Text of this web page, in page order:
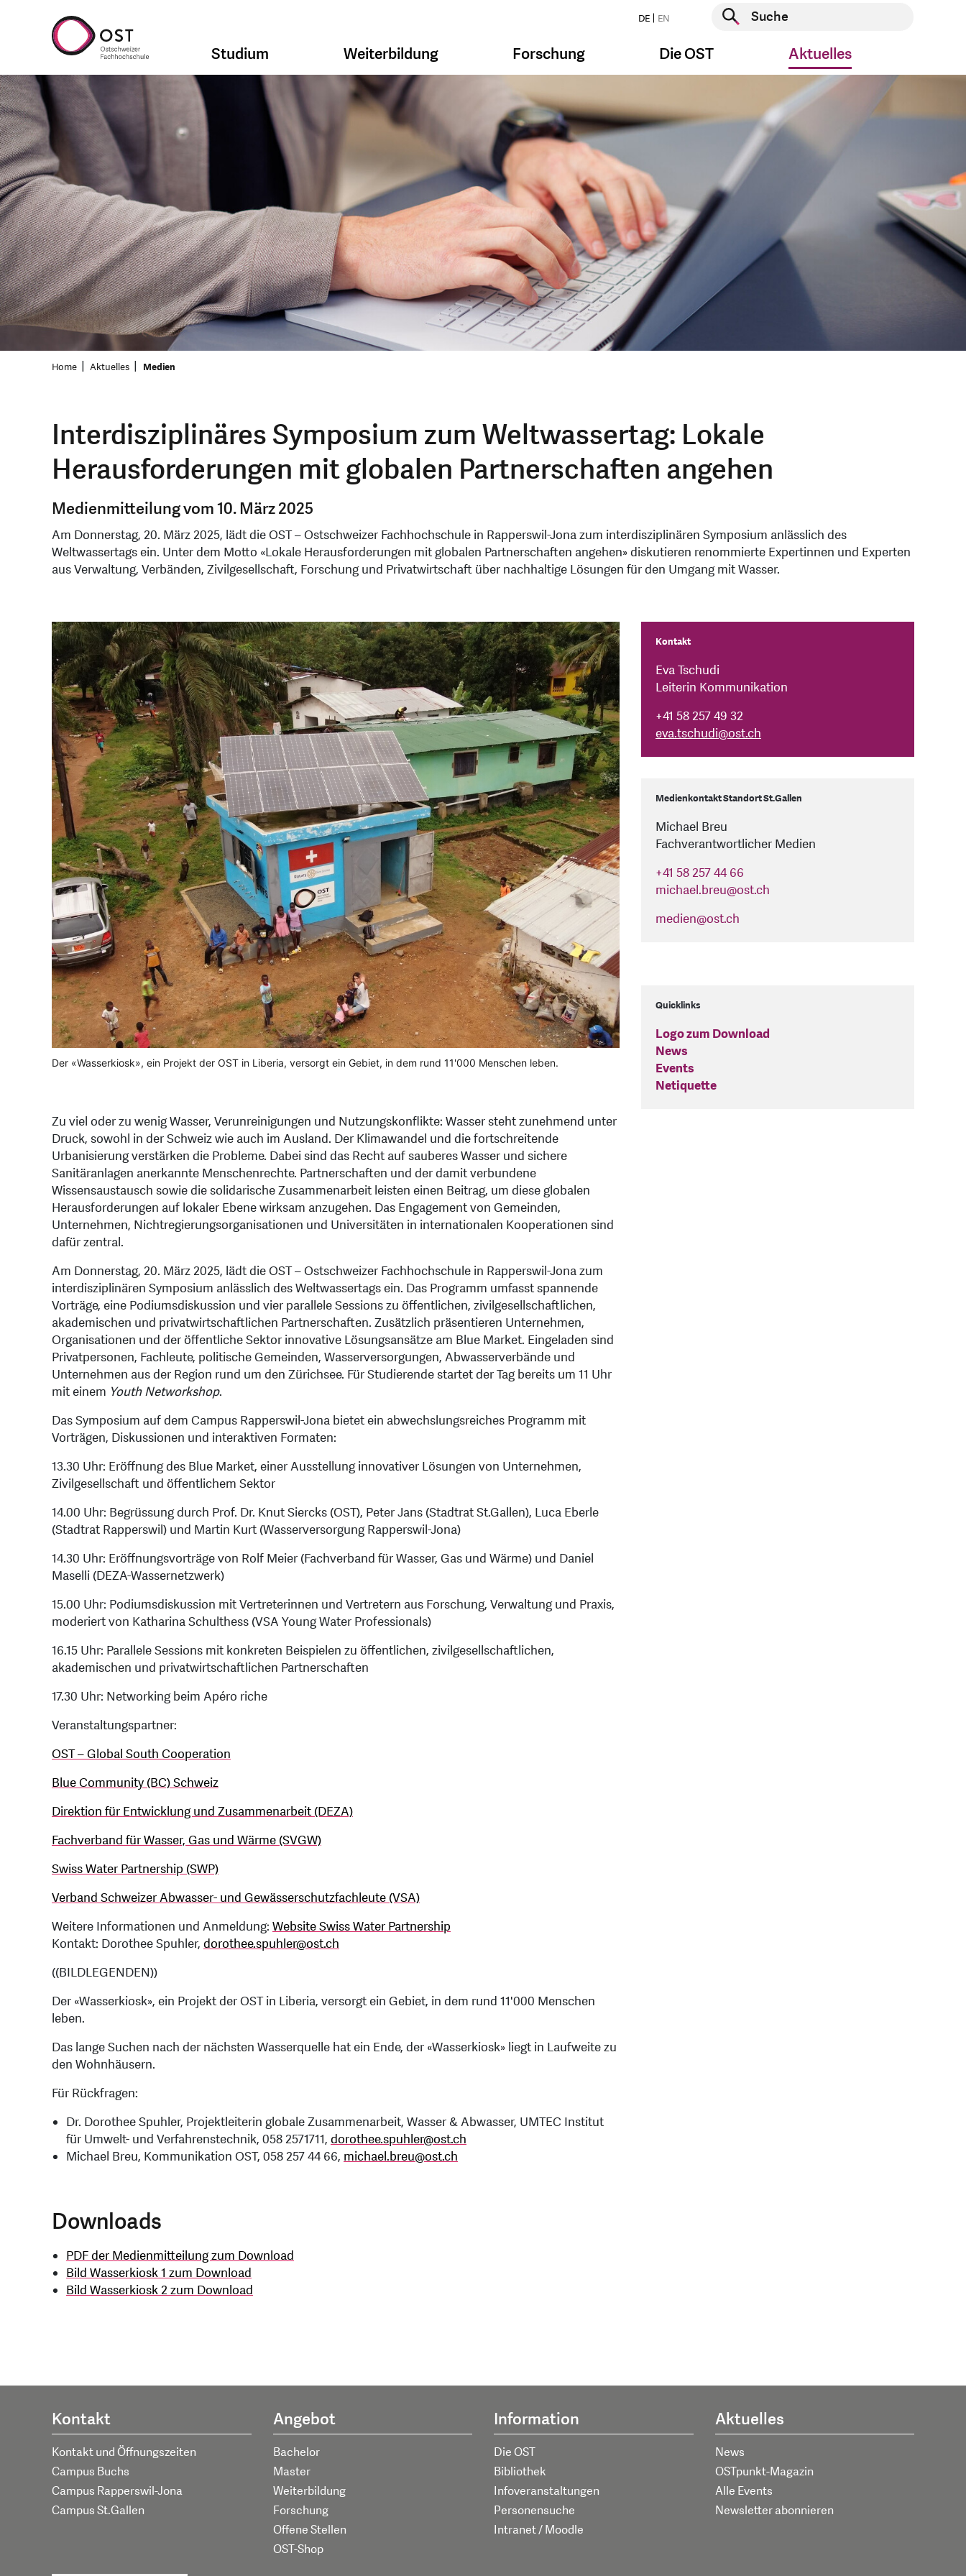
DE EN
Suche starten
Studium Weiterbildung Forschung Die OST Aktuelles
Home Aktuelles Medien
Interdisziplinäres Symposium zum Weltwassertag: Lokale
Herausforderungen mit globalen Partnerschaften angehen
Medienmitteilung vom 10. März 2025
Am Donnerstag, 20. März 2025, lädt die OST – Ostschweizer Fachhochschule in Rapperswil-Jona zum interdisziplinären Symposium anlässlich des
Weltwassertags ein. Unter dem Motto «Lokale Herausforderungen mit globalen Partnerschaften angehen» diskutieren renommierte Expertinnen und Experten
aus Verwaltung, Verbänden, Zivilgesellschaft, Forschung und Privatwirtschaft über nachhaltige Lösungen für den Umgang mit Wasser.
Der «Wasserkiosk», ein Projekt der OST in Liberia, versorgt ein Gebiet, in dem rund 11'000 Menschen leben.
Zu viel oder zu wenig Wasser, Verunreinigungen und Nutzungskonflikte: Wasser steht zunehmend unter
Druck, sowohl in der Schweiz wie auch im Ausland. Der Klimawandel und die fortschreitende
Urbanisierung verstärken die Probleme. Dabei sind das Recht auf sauberes Wasser und sichere
Sanitäranlagen anerkannte Menschenrechte. Partnerschaften und der damit verbundene
Wissensaustausch sowie die solidarische Zusammenarbeit leisten einen Beitrag, um diese globalen
Herausforderungen auf lokaler Ebene wirksam anzugehen. Das Engagement von Gemeinden,
Unternehmen, Nichtregierungsorganisationen und Universitäten in internationalen Kooperationen sind
dafür zentral.
Am Donnerstag, 20. März 2025, lädt die OST – Ostschweizer Fachhochschule in Rapperswil-Jona zum
interdisziplinären Symposium anlässlich des Weltwassertags ein. Das Programm umfasst spannende
Vorträge, eine Podiumsdiskussion und vier parallele Sessions zu öffentlichen, zivilgesellschaftlichen,
akademischen und privatwirtschaftlichen Partnerschaften. Zusätzlich präsentieren Unternehmen,
Organisationen und der öffentliche Sektor innovative Lösungsansätze am Blue Market. Eingeladen sind
Privatpersonen, Fachleute, politische Gemeinden, Wasserversorgungen, Abwasserverbände und
Unternehmen aus der Region rund um den Zürichsee. Für Studierende startet der Tag bereits um 11 Uhr
mit einem Youth Networkshop.
Das Symposium auf dem Campus Rapperswil-Jona bietet ein abwechslungsreiches Programm mit
Vorträgen, Diskussionen und interaktiven Formaten:
13.30 Uhr: Eröffnung des Blue Market, einer Ausstellung innovativer Lösungen von Unternehmen,
Zivilgesellschaft und öffentlichem Sektor
14.00 Uhr: Begrüssung durch Prof. Dr. Knut Siercks (OST), Peter Jans (Stadtrat St.Gallen), Luca Eberle
(Stadtrat Rapperswil) und Martin Kurt (Wasserversorgung Rapperswil-Jona)
14.30 Uhr: Eröffnungsvorträge von Rolf Meier (Fachverband für Wasser, Gas und Wärme) und Daniel
Maselli (DEZA-Wassernetzwerk)
15.00 Uhr: Podiumsdiskussion mit Vertreterinnen und Vertretern aus Forschung, Verwaltung und Praxis,
moderiert von Katharina Schulthess (VSA Young Water Professionals)
16.15 Uhr: Parallele Sessions mit konkreten Beispielen zu öffentlichen, zivilgesellschaftlichen,
akademischen und privatwirtschaftlichen Partnerschaften
17.30 Uhr: Networking beim Apéro riche
Veranstaltungspartner:
OST – Global South Cooperation
Blue Community (BC) Schweiz
Direktion für Entwicklung und Zusammenarbeit (DEZA)
Fachverband für Wasser, Gas und Wärme (SVGW)
Swiss Water Partnership (SWP)
Verband Schweizer Abwasser- und Gewässerschutzfachleute (VSA)
Weitere Informationen und Anmeldung: Website Swiss Water Partnership
Kontakt: Dorothee Spuhler, dorothee.spuhler@ost.ch
((BILDLEGENDEN))
Der «Wasserkiosk», ein Projekt der OST in Liberia, versorgt ein Gebiet, in dem rund 11'000 Menschen
leben.
Das lange Suchen nach der nächsten Wasserquelle hat ein Ende, der «Wasserkiosk» liegt in Laufweite zu
den Wohnhäusern.
Für Rückfragen:
Dr. Dorothee Spuhler, Projektleiterin globale Zusammenarbeit, Wasser & Abwasser, UMTEC Institut
für Umwelt- und Verfahrenstechnik, 058 2571711, dorothee.spuhler@ost.ch
Michael Breu, Kommunikation OST, 058 257 44 66, michael.breu@ost.ch
Downloads
PDF der Medienmitteilung zum Download
Bild Wasserkiosk 1 zum Download
Bild Wasserkiosk 2 zum Download
Kontakt
Eva Tschudi
Leiterin Kommunikation
+41 58 257 49 32
eva.tschudi@ost.ch
Medienkontakt Standort St.Gallen
Michael Breu
Fachverantwortlicher Medien
+41 58 257 44 66
michael.breu@ost.ch
medien@ost.ch
Quicklinks
Logo zum Download
News
Events
Netiquette
Kontakt
Kontakt und Öffnungszeiten
Campus Buchs
Campus Rapperswil-Jona
Campus St.Gallen
Angebot
Bachelor
Master
Weiterbildung
Forschung
Offene Stellen
OST-Shop
Information
Die OST
Bibliothek
Infoveranstaltungen
Personensuche
Intranet / Moodle
Aktuelles
News
OSTpunkt-Magazin
Alle Events
Newsletter abonnieren